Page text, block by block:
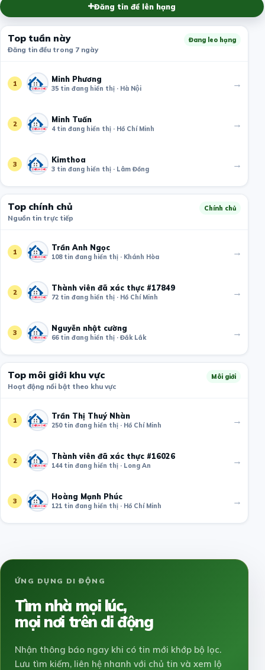
Đăng tin để lên hạng
Top tuần này
Đăng tin đều trong 7 ngày
Đang leo hạng
1 Minh Phương
35 tin đang hiển thị · Hà Nội →
2 Minh Tuấn
4 tin đang hiển thị · Hồ Chí Minh →
3 Kimthoa
3 tin đang hiển thị · Lâm Đồng →
Top chính chủ
Nguồn tin trực tiếp
Chính chủ
1 Trần Anh Ngọc
108 tin đang hiển thị · Khánh Hòa →
2 Thành viên đã xác thực #17849
72 tin đang hiển thị · Hồ Chí Minh →
3 Nguyễn nhật cường
66 tin đang hiển thị · Đắk Lắk →
Top môi giới khu vực
Hoạt động nổi bật theo khu vực
Môi giới
1 Trần Thị Thuý Nhàn
250 tin đang hiển thị · Hồ Chí Minh →
2 Thành viên đã xác thực #16026
144 tin đang hiển thị · Long An →
3 Hoàng Mạnh Phúc
121 tin đang hiển thị · Hồ Chí Minh →
ỨNG DỤNG DI ĐỘNG
Tìm nhà mọi lúc,
mọi nơi trên di động
Nhận thông báo ngay khi có tin mới khớp bộ lọc.
Lưu tìm kiếm, liên hệ nhanh với chủ tin và xem lộ